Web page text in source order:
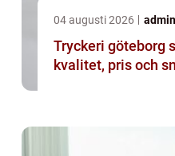
04 augusti 2026 admin
Tryckeri göteborg
kvalitet, pris och